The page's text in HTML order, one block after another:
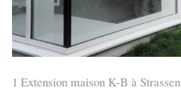
1 Extension maison K-B à Strassen